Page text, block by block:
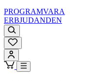
PROGRAMVARA
ERBJUDANDEN